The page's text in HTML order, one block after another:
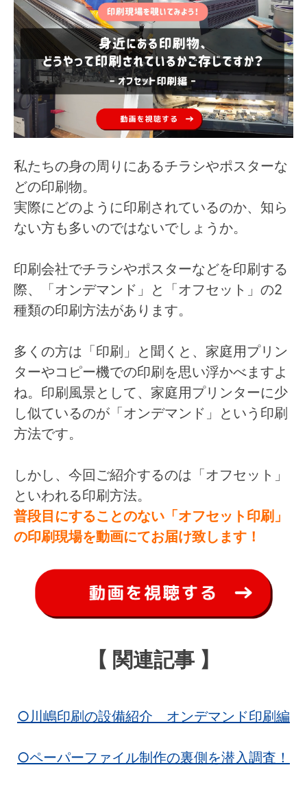
私たちの身の周りにあるチラシやポスターな
どの印刷物。
実際にどのように印刷されているのか、知ら
ない方も多いのではないでしょうか。
印刷会社でチラシやポスターなどを印刷する
際、「オンデマンド」と「オフセット」の2
種類の印刷方法があります。
多くの方は「印刷」と聞くと、家庭用プリン
ターやコピー機での印刷を思い浮かべますよ
ね。印刷風景として、家庭用プリンターに少
し似ているのが「オンデマンド」という印刷
方法です。
しかし、今回ご紹介するのは「オフセット」
といわれる印刷方法。
普段目にすることのない「オフセット印刷」
の印刷現場を動画にてお届け致します！
【 関連記事 】
○川嶋印刷の設備紹介 オンデマンド印刷編
○ペーパーファイル制作の裏側を潜入調査！